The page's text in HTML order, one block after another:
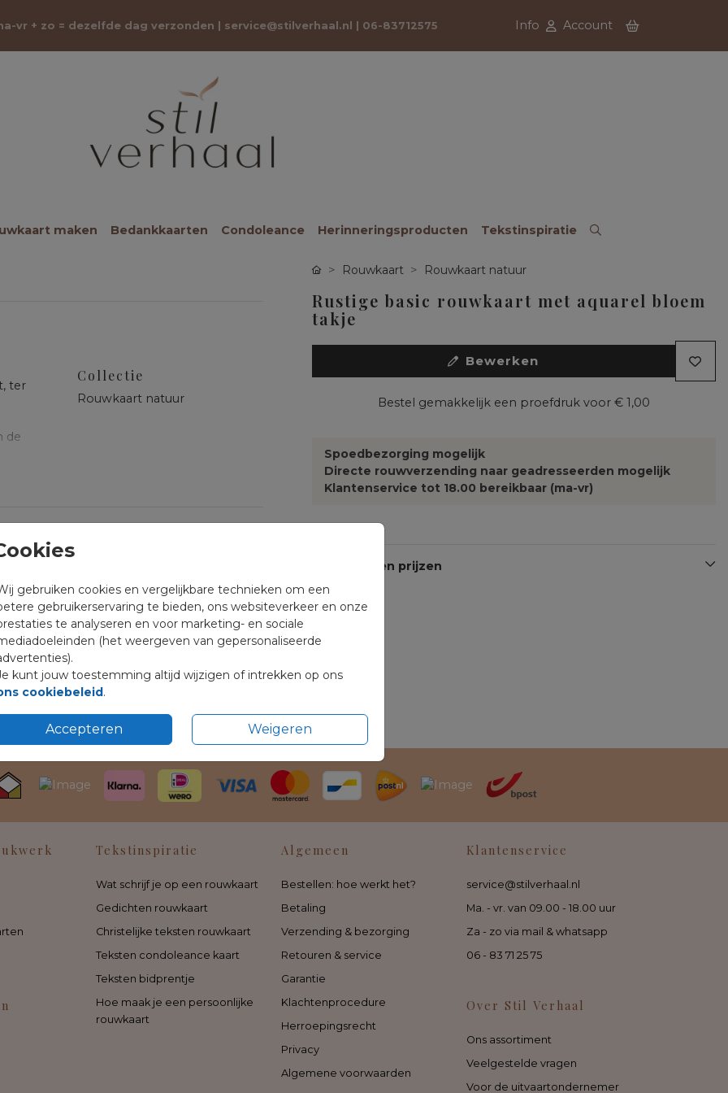
vr + zo = dezelfde dag verzonden | service@stilverhaal.nl 06-83712575 Info Account
maken Bedankkaarten Condoleance Herinneringsproducten Tekstinspiratie
gebruiken cookies en vergelijkbare technieken om een
gebruikerservaring te bieden, ons websiteverkeer en onze
te analyseren en voor marketing- en sociale
(het weergeven van gepersonaliseerde
kunt jouw toestemming altijd wijzigen of intrekken op ons
cookiebeleid.
Accepteren Weigeren
ter
de
Collectie
Rouwkaart natuur
Rouwkaart Rouwkaart natuur
Rustige basic rouwkaart met aquarel bloem
takje
Bewerken
Bestel gemakkelijk een proefdruk voor € 1,00
Spoedbezorging mogelijk
Directe rouwverzending naar geadresseerden mogelijk
Klantenservice tot 18.00 bereikbaar (ma-vr)
Formaten en prijzen
Tekstinspiratie
Wat schrijf je op een rouwkaart
Gedichten rouwkaart
Christelijke teksten rouwkaart
Teksten condoleance kaart
Teksten bidprentje
Hoe maak je een persoonlijke
rouwkaart
Algemeen
Bestellen: hoe werkt het?
Betaling
Verzending & bezorging
Retouren & service
Garantie
Klachtenprocedure
Herroepingsrecht
Privacy
Algemene voorwaarden
Klantenservice
service@stilverhaal.nl
Ma. - vr. van 09.00 - 18.00 uur
Za - zo via mail & whatsapp
06 - 83 71 25 75
Over Stil Verhaal
Ons assortiment
Veelgestelde vragen
Voor de uitvaartondernemer